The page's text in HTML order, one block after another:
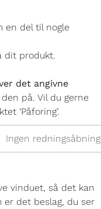
en del til nogle
dit produkt.
det angivne
på. Vil du gerne
‘Påforing’.
Ingen redningsåbning
vinduet, så det kan
er det beslag, du ser